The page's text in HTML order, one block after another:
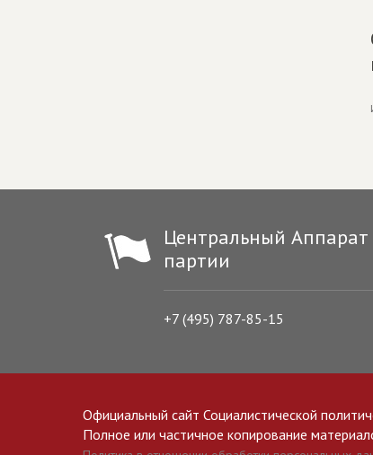
Центральный Аппарат
партии
+7 (495) 787-85-15
Официальный сайт Социалистической
Полное или частичное копирование